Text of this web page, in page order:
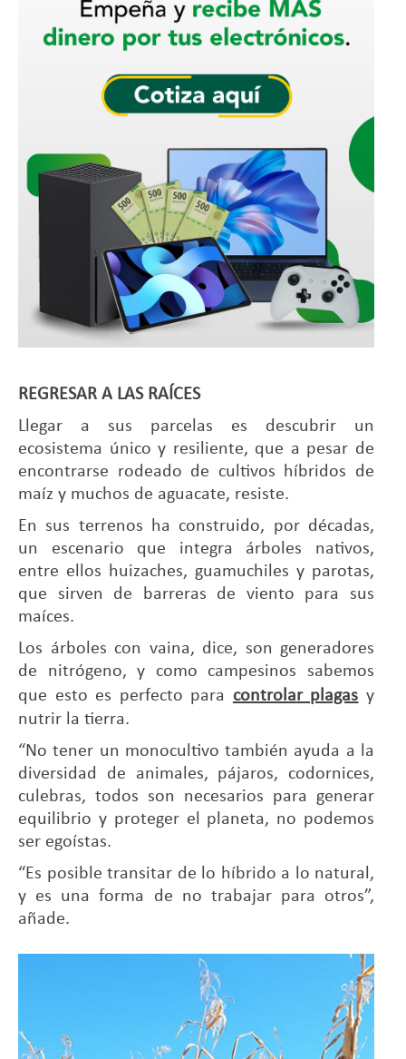
REGRESAR A LAS RAÍCES
Llegar a sus parcelas es descubrir un
ecosistema único y resiliente, que a pesar de
encontrarse rodeado de cultivos híbridos de
maíz y muchos de aguacate, resiste.
En sus terrenos ha construido, por décadas,
un escenario que integra árboles nativos,
entre ellos huizaches, guamuchiles y parotas,
que sirven de barreras de viento para sus
maíces.
Los árboles con vaina, dice, son generadores
de nitrógeno, y como campesinos sabemos
que esto es perfecto para controlar plagas y
nutrir la tierra.
“No tener un monocultivo también ayuda a la
diversidad de animales, pájaros, codornices,
culebras, todos son necesarios para generar
equilibrio y proteger el planeta, no podemos
ser egoístas.
“Es posible transitar de lo híbrido a lo natural,
y es una forma de no trabajar para otros”,
añade.